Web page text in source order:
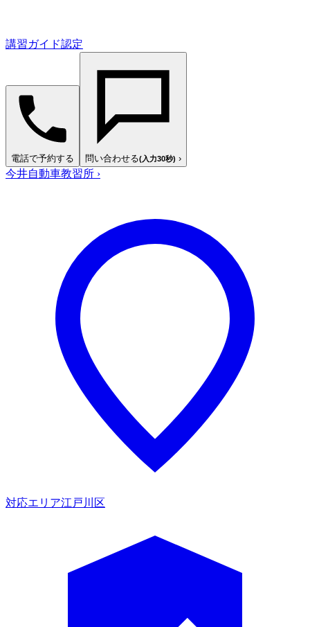
講習ガイド認定
電話で予約する 問い合わせる(入力30秒) ›
今井自動車教習所 ›
対応エリア江戸川区